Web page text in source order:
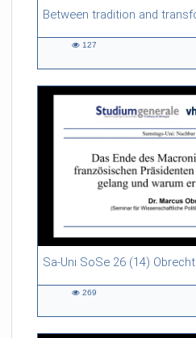
54:13 duration
127
Sa-Uni SoSe 26 (14) Obrecht
46:53 duration
269